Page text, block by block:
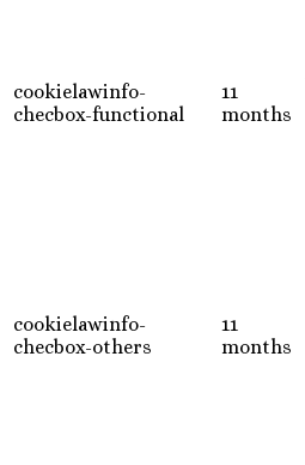
cookielawinfo-
checbox-functional
11
months
cookielawinfo-
checbox-others
11
months